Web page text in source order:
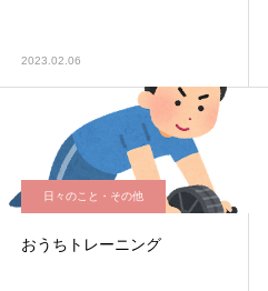
2023.02.06
日々のこと・その他
おうちトレーニング